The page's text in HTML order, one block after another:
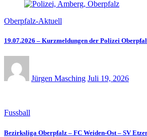
Oberpfalz-Aktuell
19.07.2026 – Kurzmeldungen der Polizei
Jürgen Masching Juli 19, 2026
Fussball
Bezirksliga Oberpfalz – FC Weiden-Ost – SV